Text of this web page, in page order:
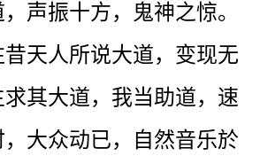
声振十方，鬼神之惊。
天人所说大道，变现无
其大道，我当助道，速
大众动已，自然音乐於